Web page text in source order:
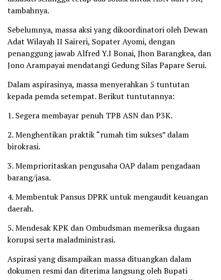
tambahnya.
Sebelumnya, massa aksi yang dikoordinatori oleh Dewan
Adat Wilayah II Saireri, Sopater Ayomi, dengan
penanggung jawab Alfred Y.I Bonai, Jhon Barangkea, dan
Jono Arampayai mendatangi Gedung Silas Papare Serui.
Dalam aspirasinya, massa menyerahkan 5 tuntutan
kepada pemda setempat. Berikut tuntutannya:
1. Segera membayar penuh TPB ASN dan P3K.
2. Menghentikan praktik “rumah tim sukses” dalam
birokrasi.
3. Memprioritaskan pengusaha OAP dalam pengadaan
barang/jasa.
4. Membentuk Pansus DPRK untuk mengaudit keuangan
daerah.
5. Mendesak KPK dan Ombudsman memeriksa dugaan
korupsi serta maladministrasi.
Aspirasi yang disampaikan massa dituangkan dalam
dokumen resmi dan diterima langsung oleh Bupati